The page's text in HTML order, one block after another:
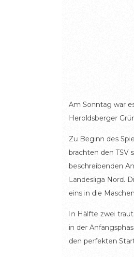
Am Sonntag war
Heroldsberger
Zu Beginn des
brachten den TSV
beschreibenden
Landesliga Nord.
eins in die
In Hälfte zwei
in der
den perfekten